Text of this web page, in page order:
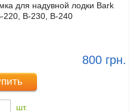
для надувной лодки Bark
220, В-230, В-240
800 грн.
шт.